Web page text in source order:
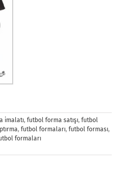
imalatı, futbol forma satışı, futbol
, futbol formaları, futbol forması,
formaları